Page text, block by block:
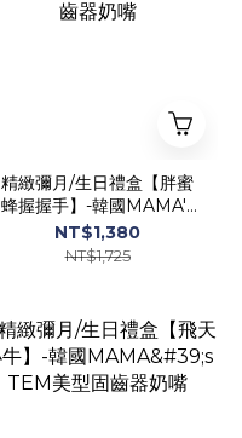
精緻彌月/生日禮盒【胖蜜
蜂握握手】-韓國MAMA's
TEM美型固齒器奶嘴
NT$1,380
NT$1,725